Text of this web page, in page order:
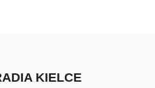
KIELCE